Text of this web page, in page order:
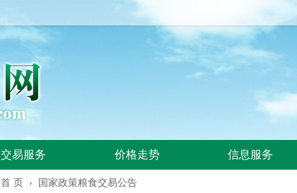
交易服务 价格走势 信息服务
首 页 › 国家政策粮食交易公告